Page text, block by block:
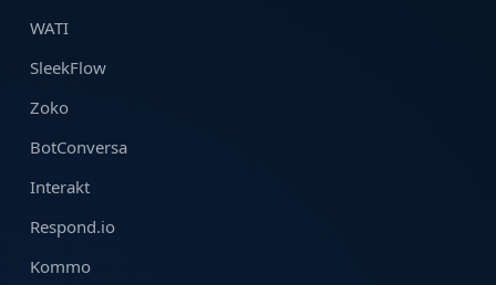
WATI
SleekFlow
Zoko
BotConversa
Interakt
Respond.io
Kommo